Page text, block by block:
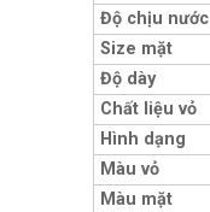
Độ chịu nước
Size mặt
Độ dày
Chất liệu vỏ
Hình dạng
Màu vỏ
Màu mặt